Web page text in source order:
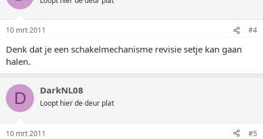
10 mrt 2011 #4
Denk dat je een schakelmechanisme revisie setje kan gaan
halen.
D DarkNL08
Loopt hier de deur plat
10 mrt 2011 #5